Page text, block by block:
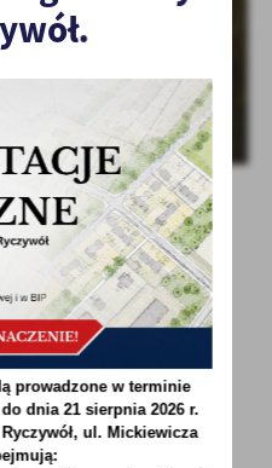
UDOSTĘPNIJ
NASTĘPNY
prowadzone w terminie
dnia 21 sierpnia 2026 r.
Ryczywół, ul. Mickiewicza